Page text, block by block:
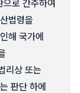
로 간주하여
법령을
해 국가에
리상 또는
판단 하에